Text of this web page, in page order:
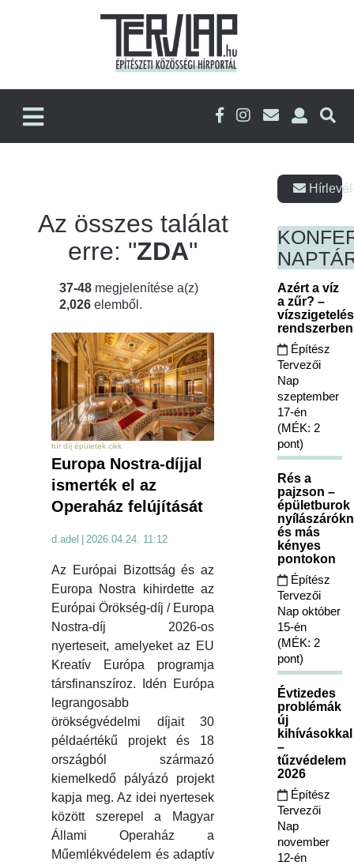
Az összes találat
erre: "ZDA"
37-48 megjelenítése a(z)
2,026 elemből.
hír díj épületek cikk
Europa Nostra-díjjal
ismerték el az
Operaház felújítását
d.adel 2026.04.24. 11:12
Az Európai Bizottság és az
Europa Nostra kihirdette az
Európai Örökség-díj / Europa
Nostra-díj 2026-os
nyerteseit, amelyeket az EU
Kreatív Európa programja
társfinanszíroz. Idén Európa
legrangosabb
örökségvédelmi díjait 30
példaértékű projekt és 18
országból származó
kiemelkedő pályázó projekt
kapja meg. Az idei nyertesek
között szerepel a Magyar
Állami Operaház a
Műemlékvédelem és adaptív
Azért a víz
a zűr? –
Építész
Tervezői
Nap
szeptember
17-én
(MÉK: 2
pont)
Rés a
pajzson –
épületburok
és más
kényes
pontokon
Építész
Tervezői
Nap október
15-én
(MÉK: 2
pont)
Évtizedes
problémák
új
kihívásokkal
–
tűzvédelem
2026
Építész
Tervezői
Nap
november
12-én